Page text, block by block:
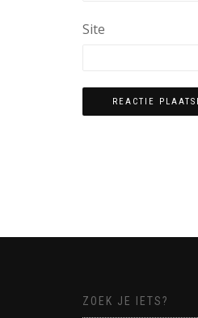
Site
ZOEK JE IETS?